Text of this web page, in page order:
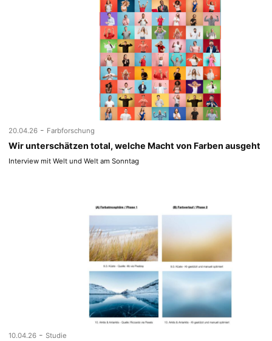
20.04.26 - Farbforschung
Wir unterschätzen total, welche Macht von Farben ausgeht
Interview mit Welt und Welt am Sonntag
10.04.26 - Studie